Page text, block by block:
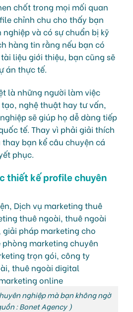
chốt trong mọi mối quan
chỉnh chu cho thấy bạn
và có sự chuẩn bị kỹ
hàng tin rằng nếu bạn có
liệu giới thiệu, bạn cũng sẽ
án thực tế.
là những người làm việc
nghệ thuật hay tư vấn,
sẽ giúp họ dễ dàng tiếp
tế. Thay vì phải giải thích
bạn kể câu chuyện cá
phục.
thiết kế profile chuyên
nghiệp mà bạn không ngờ
: Bonet Agency )